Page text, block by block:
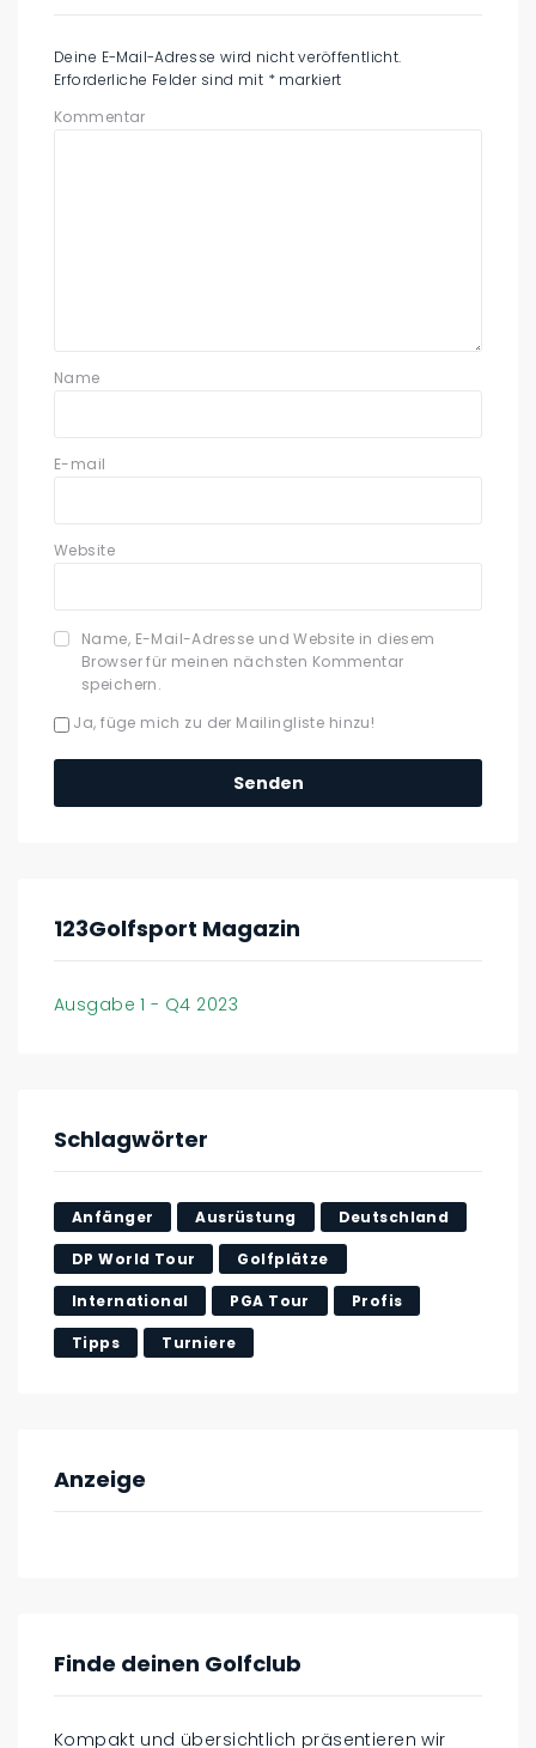
Deine E-Mail-Adresse wird nicht veröffentlicht.
Erforderliche Felder sind mit * markiert
Kommentar
Name
E-mail
Website
Name, E-Mail-Adresse und Website in diesem
Browser für meinen nächsten Kommentar
speichern.
Ja, füge mich zu der Mailingliste hinzu!
123Golfsport Magazin
Ausgabe 1 - Q4 2023
Schlagwörter
Anfänger Ausrüstung Deutschland
DP World Tour Golfplätze
International PGA Tour Profis
Tipps Turniere
Anzeige
Finde deinen Golfclub
Kompakt und übersichtlich präsentieren wir